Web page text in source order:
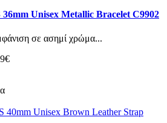
Unisex Metallic Bracelet C9902
σε ασημί χρώμα...